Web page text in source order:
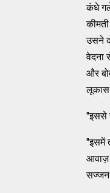
कंधे
उसने
वेदना
और
लूकास
''इससे
''इसमें
आवाज़
सज्जन